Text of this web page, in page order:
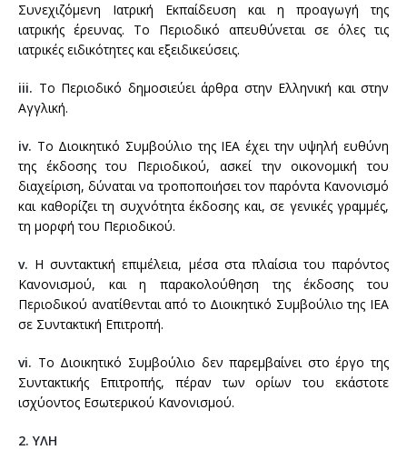
ΚΑΤΑΣΤΑΤΙΚΟ
ΤΑΥΤΟΤΗΤΑ
51ο Ετήσιο Πανελλήνιο Ιατρικό Συνέδριο
50ο Ετήσιο Πανελλήνιο Ιατρικό Συνέδριο
49ο Ετήσιο Πανελλήνιο Ιατρικό Συνέδριο
47ο Ετήσιο Πανελλήνιο Ιατρικό Συνέδριο
46o ΕΤΗΣΙΟ ΠΑΝΕΛΛΗΝΙΟ ΙΑΤΡΙΚΟ ΣΥΝΕΔΡΙΟ
45o ΕΤΗΣΙΟ ΠΑΝΕΛΛΗΝΙΟ ΙΑΤΡΙΚΟ ΣΥΝΕΔΡΙΟ
44ο ΕΤΗΣΙΟ ΠΑΝΕΛΛΗΝΙΟ ΙΑΤΡΙΚΟ ΣΥΝΕΔΡΙΟ
42ο ΕΤΗΣΙΟ ΠΑΝΕΛΛΗΝΙΟ ΙΑΤΡΙΚΟ ΣΥΝΕΔΡΙΟ
ΔΙΑΔΙΚΤΥΑΚΑ ΜΑΘΗΜΑΤΑ
ΗΜΕΡΙΔΑ ΤΗΛΕΪΑΤΡΙΚΗΣ
ΔΙΗΜΕΡΙΔΑ ΝΕΥΡΟΛΟΓΙΑΣ 2018
2η Ετήσια συνάντηση για την ιατρική Εκπαίδευση στην
Ελλάδα
ΑΡΧΕΙΑ ΕΛΛΗΝΙΚΗΣ ΙΑΤΡΙΚΗΣ
ΤΡΕΧΟΝ ΤΕΥΧΟΣ
ΠΡΟΗΓΟΥΜΕΝΑ ΤΕΥΧΗ
ΣΥΝΤΑΚΤΙΚΗ ΕΠΙΤΡΟΠΗ
ΚΡΙΤΕΣ
ΚΑΝΟΝΙΣΜΟΣ
ΣΥΝΔΡΟΜΕΣ
ΚΛΙΝΙΚΟΕΡΓΑΣΤΗΡΙΑΚΕΣ ΣΥΖΗΤΗΣΕΙΣ
ΓΙΑ ΑΣΘΕΝΕΙΣ
ΘΕΡΑΠΕΥΤΙΚΗ ΣΥΜΜΑΧΙΑ
PATIENTS IN POWER
ΟΙ ΑΣΘΕΝΕΙΣ ΜΠΟΡΟΥΝ ΝΑ ΒΟΗΘΗΣΟΥΝ
ΑΛΛΕΣ ΔΡΑΣΕΙΣ
ΓΙΑ ΓΙΑΤΡΟΥΣ
Συνεχιζόμενη Ιατρική Εκπαίδευση και η προαγωγή της
ιατρικής έρευνας. Το Περιοδικό απευθύνεται σε όλες τις
ιατρικές ειδικότητες και εξειδικεύσεις.
iii. Το Περιοδικό δημοσιεύει άρθρα στην Ελληνική και στην
Αγγλική.
iv. Το Διοικητικό Συμβούλιο της ΙΕΑ έχει την υψηλή ευθύνη
της έκδοσης του Περιοδικού, ασκεί την οικονομική του
διαχείριση, δύναται να τροποποιήσει τον παρόντα Κανονισμό
και καθορίζει τη συχνότητα έκδοσης και, σε γενικές γραμμές,
τη μορφή του Περιοδικού.
v. Η συντακτική επιμέλεια, μέσα στα πλαίσια του παρόντος
Κανονισμού, και η παρακολούθηση της έκδοσης του
Περιοδικού ανατίθενται από το Διοικητικό Συμβούλιο της ΙΕΑ
σε Συντακτική Επιτροπή.
vi. Το Διοικητικό Συμβούλιο δεν παρεμβαίνει στο έργο της
Συντακτικής Επιτροπής, πέραν των ορίων του εκάστοτε
ισχύοντος Εσωτερικού Κανονισμού.
2. ΥΛΗ